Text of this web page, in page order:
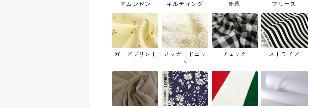
アムンゼン キルティング 暗幕 フリース
ガーゼプリント
ジャガードニッ
ト
チェック ストライプ